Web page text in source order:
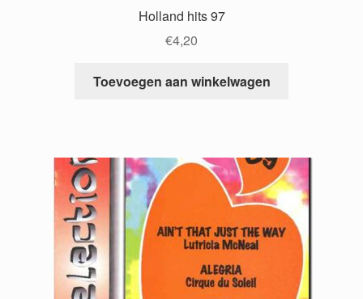
Holland hits 97
€4,20
Toevoegen aan winkelwagen